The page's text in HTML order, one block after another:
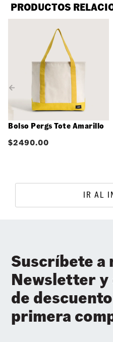
PRODUCTOS
Bolso Pergs Tote Amarillo
$2490.00
IR AL
Suscríbete a
Newsletter y
de
primera